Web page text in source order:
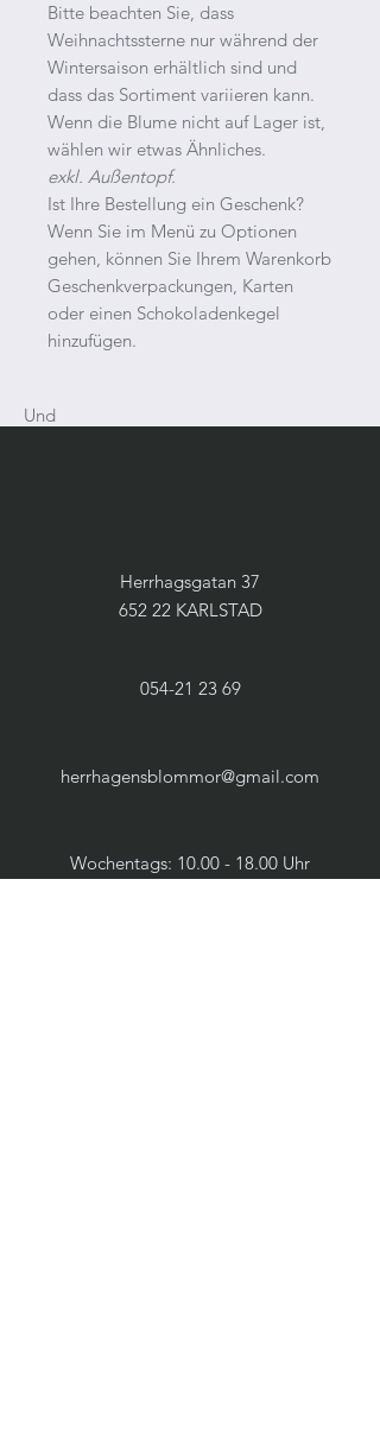
Bitte beachten Sie, dass
Weihnachtssterne nur während der
Wintersaison erhältlich sind und
dass das Sortiment variieren kann.
Wenn die Blume nicht auf Lager ist,
wählen wir etwas Ähnliches.
exkl. Außentopf.
Ist Ihre Bestellung ein Geschenk?
Wenn Sie im Menü zu Optionen
gehen, können Sie Ihrem Warenkorb
Geschenkverpackungen, Karten
oder einen Schokoladenkegel
hinzufügen.
Und
Herrhagsgatan 37
652 22 KARLSTAD
054-21 23 69
herrhagensblommor@gmail.com
Wochentags: 10.00 - 18.00 Uhr